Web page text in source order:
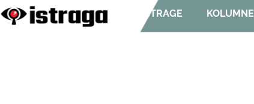
ISTRAGE KOLUMNE